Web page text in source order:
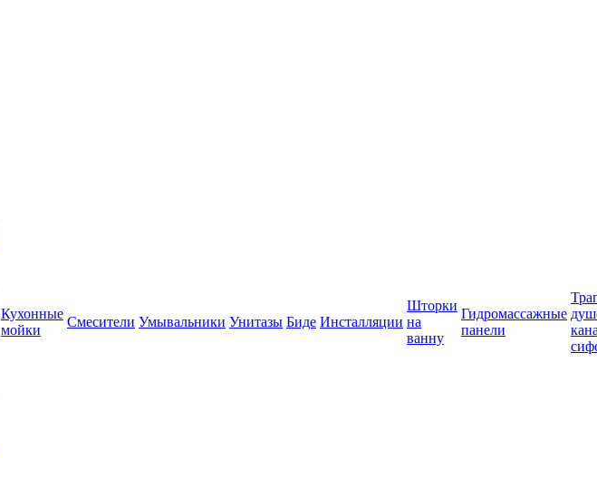
Кухонные
мойки
Смесители Умывальники Унитазы Биде Инсталляции
Шторки
на
ванну
Гидромассажные
панели